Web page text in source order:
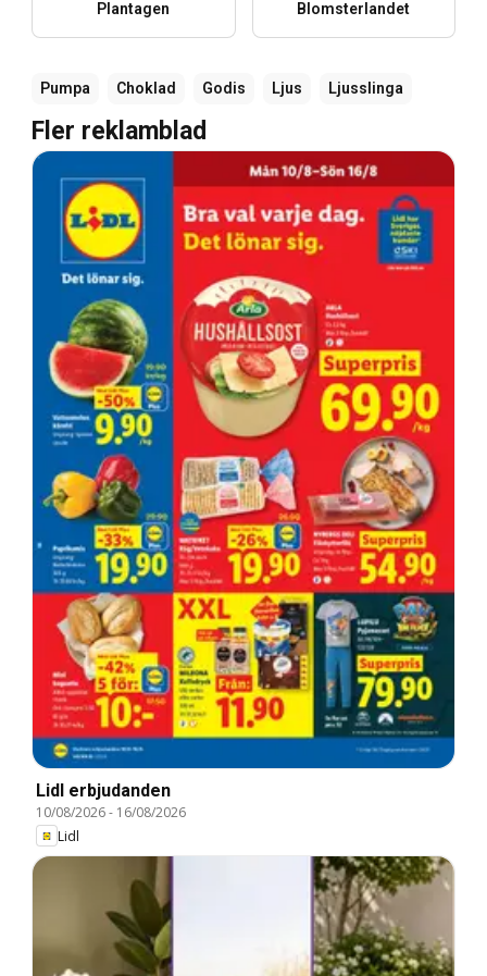
Plantagen Blomsterlandet
Pumpa Choklad Godis Ljus Ljusslinga
Fler reklamblad
Lidl erbjudanden
10/08/2026- 16/08/2026
Lidl